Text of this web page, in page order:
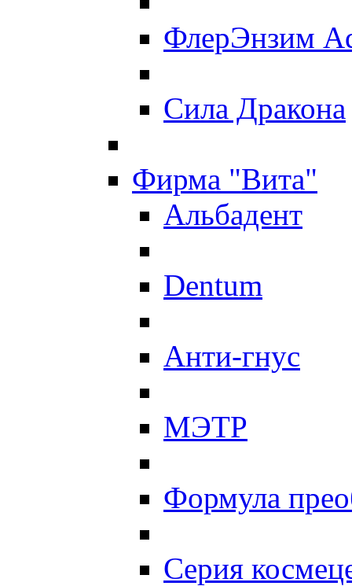
ФлерЭнзим
Сила Дракона
Фирма "Вита"
Альбадент
Dentum
Анти-гнус
МЭТР
Формула
Серия